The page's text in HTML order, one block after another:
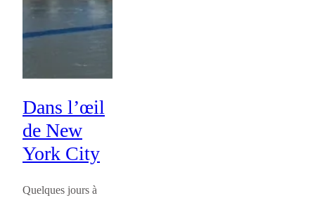
Dans l’œil
de New
York City
Quelques jours à